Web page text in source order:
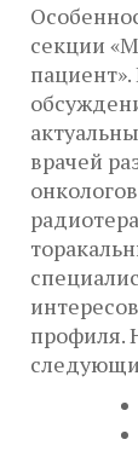
секции
врачей
профиля.